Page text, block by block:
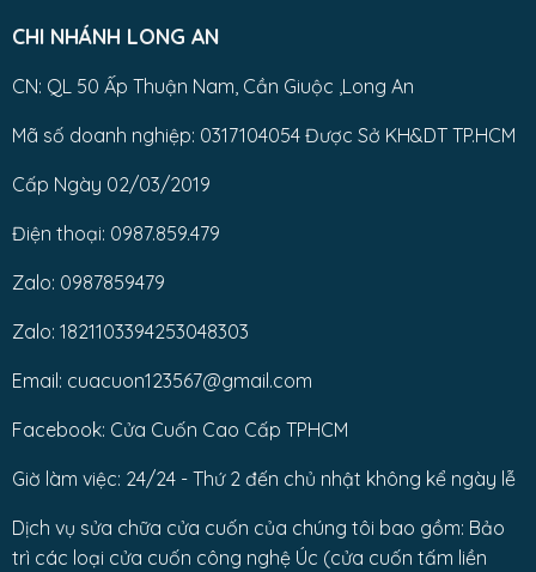
CHI NHÁNH LONG AN
CN: QL 50 Ấp Thuận Nam, Cần Giuộc ,Long An
Mã số doanh nghiệp: 0317104054 Được Sở KH&DT TP.HCM
Cấp Ngày 02/03/2019
Điện thoại: 0987.859.479
Zalo: 0987859479
Zalo: 1821103394253048303
Email: cuacuon123567@gmail.com
Facebook: Cửa Cuốn Cao Cấp TPHCM
Giờ làm việc: 24/24 - Thứ 2 đến chủ nhật không kể ngày lễ
Dịch vụ sửa chữa cửa cuốn của chúng tôi bao gồm: Bảo
trì các loại cửa cuốn công nghệ Úc (cửa cuốn tấm liền